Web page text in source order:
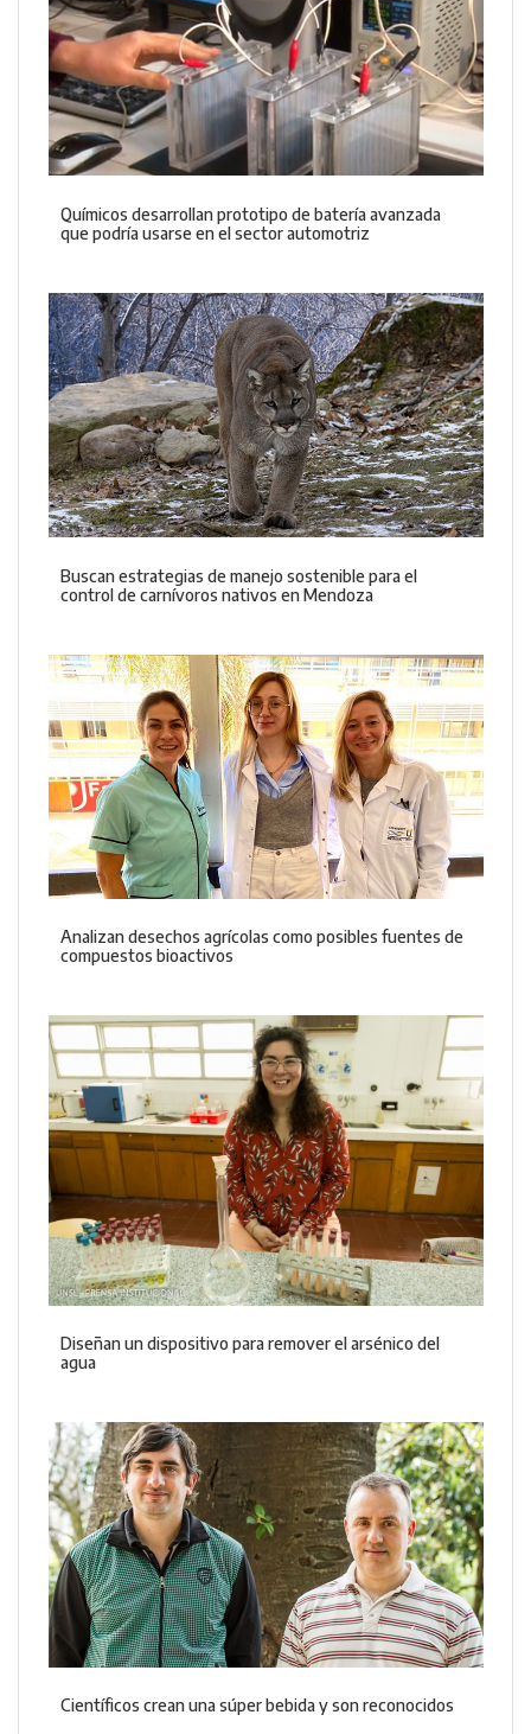
Químicos desarrollan prototipo de batería avanzada
que podría usarse en el sector automotriz
Buscan estrategias de manejo sostenible para el
control de carnívoros nativos en Mendoza
Analizan desechos agrícolas como posibles fuentes de
compuestos bioactivos
Diseñan un dispositivo para remover el arsénico del
agua
Científicos crean una súper bebida y son reconocidos